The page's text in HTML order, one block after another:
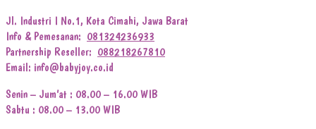
Jl. Industri I No.1, Kota Cimahi, Jawa Barat
Info & Pemesanan: 081324236933
Partnership Reseller: 088218267810
Email: info@babyjoy.co.id
Senin – Jum’at : 08.00 – 16.00 WIB
Sabtu : 08.00 – 13.00 WIB